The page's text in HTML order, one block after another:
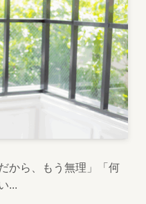
から、もう無理」「何
...